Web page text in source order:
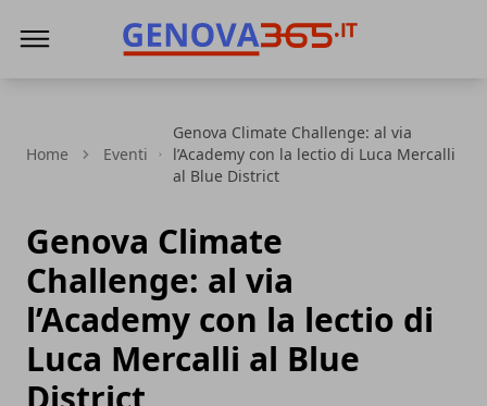
Home Eventi
Genova Climate Challenge: al via
l’Academy con la lectio di Luca Mercalli
al Blue District
Genova Climate
Challenge: al via
l’Academy con la lectio di
Luca Mercalli al Blue